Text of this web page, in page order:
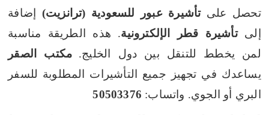
تحصل علىتأشيرة عبور للسعودية (ترانزيت) إضافة
إلىتأشيرة قطر الإلكترونية. هذه الطريقة مناسبة
لمن يخطط للتنقل بين دول الخليج. مكتب الصقر
يساعدك في تجهيز جميع التأشيرات المطلوبة للسفر
البري أو الجوي. واتساب: 50503376